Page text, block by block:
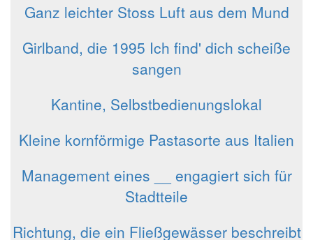
Ganz leichter Stoss Luft aus dem Mund
Girlband, die 1995 Ich find' dich scheiße
sangen
Kantine, Selbstbedienungslokal
Kleine kornförmige Pastasorte aus Italien
Management eines __ engagiert sich für
Stadtteile
Richtung, die ein Fließgewässer beschreibt